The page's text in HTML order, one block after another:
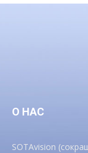
О НАС
SOTAvision